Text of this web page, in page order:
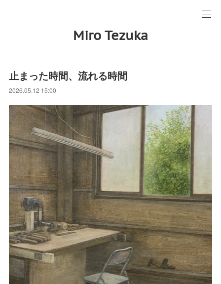
Miro Tezuka
止まった時間、流れる時間
2026.05.12 15:00